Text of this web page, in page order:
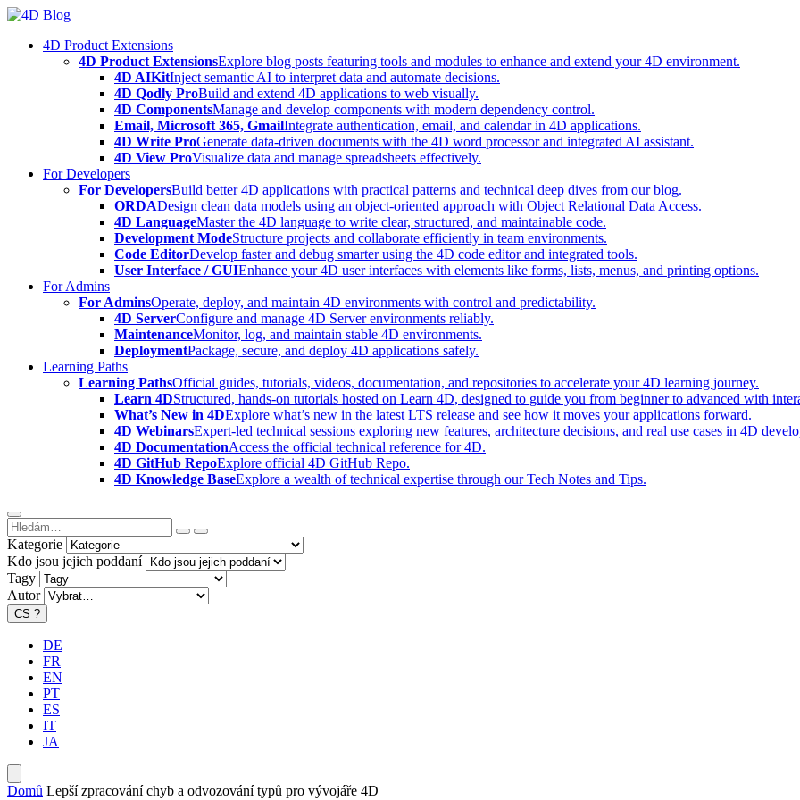
Skip
content4D Product Extensions
4D Product ExtensionsExplore blog posts featuring tools and modules to enhance and extend your 4D environment.
4D AIKitInject semantic AI to interpret data and automate decisions.
4D Qodly ProBuild and extend 4D applications to web visually.
4D ComponentsManage and develop components with modern dependency control.
Email, Microsoft 365, GmailIntegrate authentication, email, and calendar in 4D applications.
4D Write ProGenerate data-driven documents with the 4D word processor and integrated AI assistant.
4D View ProVisualize data and manage spreadsheets effectively.
For Developers
For DevelopersBuild better 4D applications with practical patterns and technical deep dives from our blog.
ORDADesign clean data models using an object-oriented approach with Object Relational Data Access.
4D LanguageMaster the 4D language to write clear, structured, and maintainable code.
Development ModeStructure projects and collaborate efficiently in team environments.
Code EditorDevelop faster and debug smarter using the 4D code editor and integrated tools.
User Interface / GUIEnhance your 4D user interfaces with elements like forms, lists, menus, and printing options.
For Admins
For AdminsOperate, deploy, and maintain 4D environments with control and predictability.
4D ServerConfigure and manage 4D Server environments reliably.
MaintenanceMonitor, log, and maintain stable 4D environments.
DeploymentPackage, secure, and deploy 4D applications safely.
Learning Paths
Learning PathsOfficial guides, tutorials, videos, documentation, and repositories to accelerate your 4D learning journey.
Learn 4DStructured, hands-on tutorials hosted on Learn 4D, designed to guide you from beginner to advanced with
What’s New in 4DExplore what’s new in the latest LTS release and see how it moves your applications forward.
4D WebinarsExpert-led technical sessions exploring new features, architecture decisions, and real use cases in 4D
4D DocumentationAccess the official technical reference for 4D.
4D GitHub RepoExplore official 4D GitHub Repo.
4D Knowledge BaseExplore a wealth of technical expertise through our Tech Notes and Tips.
Kategorie
Kdo jsou jejich poddaní
Tagy
Autor
CS ?
DE
FR
EN
PT
ES
IT
JA
Domů Lepší zpracování chyb a odvozování typů pro vývojáře 4D